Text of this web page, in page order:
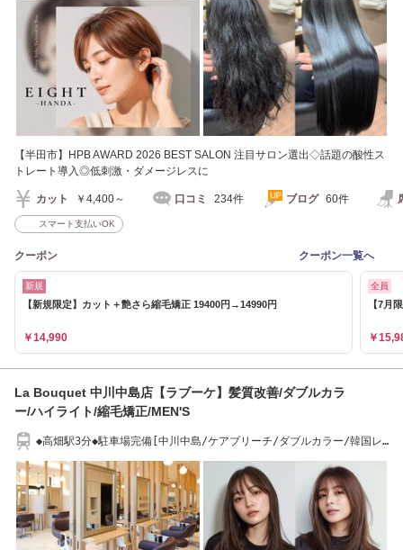
【半田市】HPB AWARD 2026 BEST SALON 注目サロン選出◇話題の酸性ス
トレート導入◎低刺激・ダメージレスに
カット ￥4,400～ 口コミ 234件 ブログ 60件
スマート支払いOK
クーポン クーポン一覧へ
新規
【新規限定】カット＋艶さら縮毛矯正 19400円→14990円
￥14,990
全員
【7月
￥
La Bouquet 中川中島店【ラブーケ】髪質改善/ダブルカラ
ー/ハイライト/縮毛矯正/MEN'S
◆高畑駅3分◆駐車場完備[中川中島/ケアブリーチ/ダブルカラー/韓国レ